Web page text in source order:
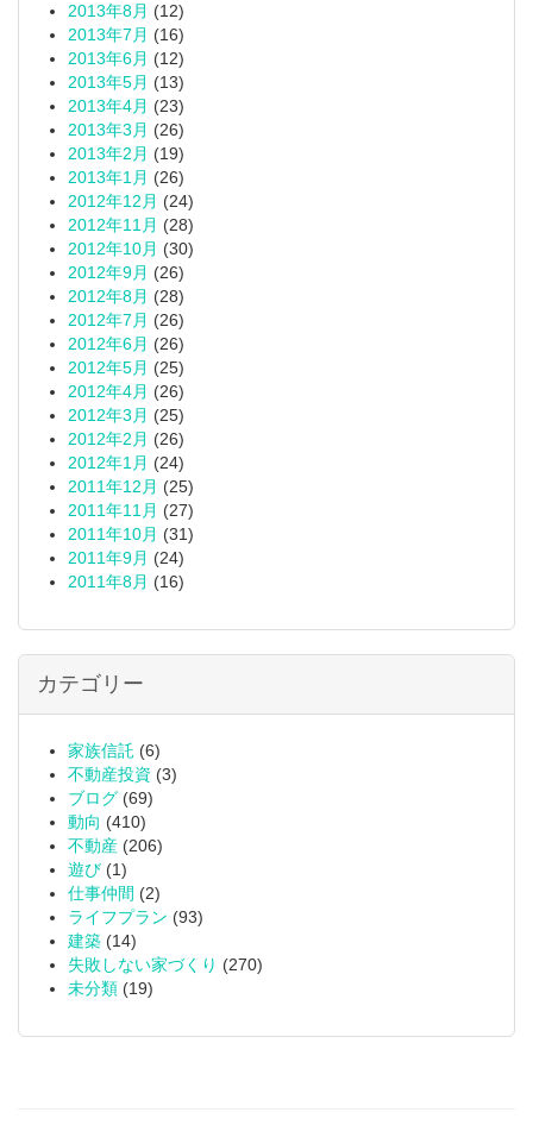
2013年8月 (12)
2013年7月 (16)
2013年6月 (12)
2013年5月 (13)
2013年4月 (23)
2013年3月 (26)
2013年2月 (19)
2013年1月 (26)
2012年12月 (24)
2012年11月 (28)
2012年10月 (30)
2012年9月 (26)
2012年8月 (28)
2012年7月 (26)
2012年6月 (26)
2012年5月 (25)
2012年4月 (26)
2012年3月 (25)
2012年2月 (26)
2012年1月 (24)
2011年12月 (25)
2011年11月 (27)
2011年10月 (31)
2011年9月 (24)
2011年8月 (16)
カテゴリー
家族信託 (6)
不動産投資 (3)
ブログ (69)
動向 (410)
不動産 (206)
遊び (1)
仕事仲間 (2)
ライフプラン (93)
建築 (14)
失敗しない家づくり (270)
未分類 (19)